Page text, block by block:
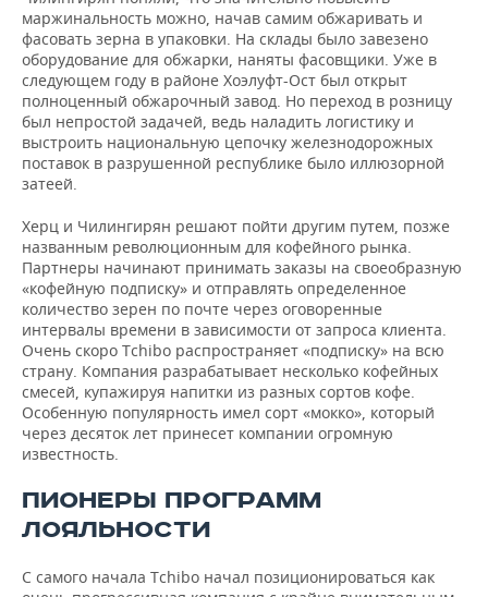
маржинальность можно, начав самим обжаривать и
фасовать зерна в упаковки. На склады было завезено
оборудование для обжарки, наняты фасовщики. Уже в
следующем году в районе Хоэлуфт-Ост был открыт
полноценный обжарочный завод. Но переход в розницу
был непростой задачей, ведь наладить логистику и
выстроить национальную цепочку железнодорожных
поставок в разрушенной республике было иллюзорной
затеей.
Херц и Чилингирян решают пойти другим путем, позже
названным революционным для кофейного рынка.
Партнеры начинают принимать заказы на своеобразную
«кофейную подписку» и отправлять определенное
количество зерен по почте через оговоренные
интервалы времени в зависимости от запроса клиента.
Очень скоро Tchibo распространяет «подписку» на всю
страну. Компания разрабатывает несколько кофейных
смесей, купажируя напитки из разных сортов кофе.
Особенную популярность имел сорт «мокко», который
через десяток лет принесет компании огромную
известность.
ПИОНЕРЫ ПРОГРАММ
ЛОЯЛЬНОСТИ
С самого начала Tchibo начал позиционироваться как